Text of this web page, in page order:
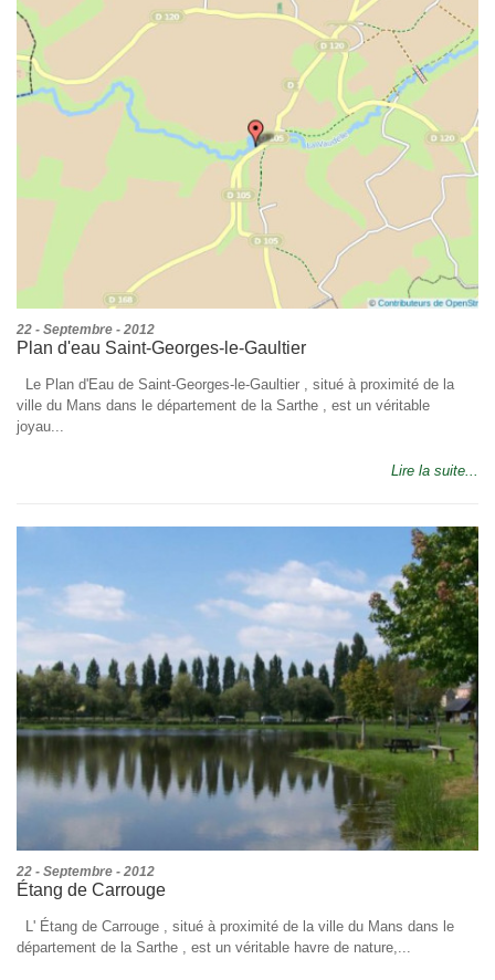
22 - Septembre - 2012
Plan d'eau Saint-Georges-le-Gaultier
Le Plan d'Eau de Saint-Georges-le-Gaultier , situé à proximité de la
ville du Mans dans le département de la Sarthe , est un véritable
joyau...
Lire la suite...
22 - Septembre - 2012
Étang de Carrouge
L' Étang de Carrouge , situé à proximité de la ville du Mans dans le
département de la Sarthe , est un véritable havre de nature,...